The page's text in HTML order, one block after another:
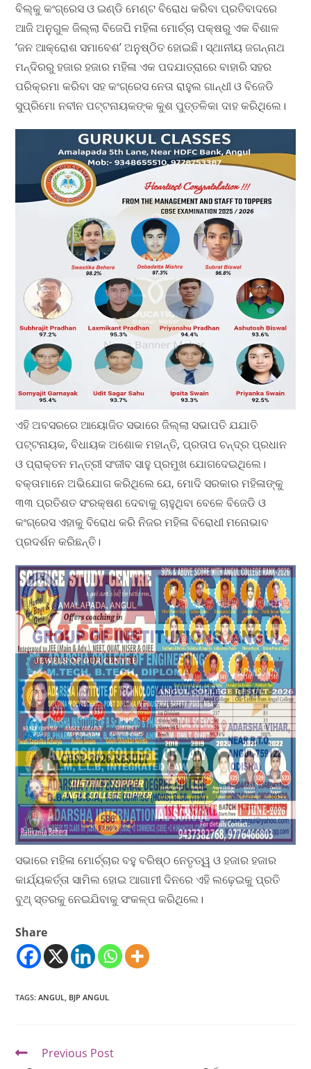
ବିଲ୍‌କୁ କଂଗ୍ରେସ ଓ ଇଣ୍ଡି ମେଣ୍ଟ ବିରୋଧ କରିବା ପ୍ରତିବାଦରେ
ଆଜି ଅନୁଗୁଳ ଜିଲ୍ଲା ବିଜେପି ମହିଳା ମୋର୍ଚ୍ଚା ପକ୍ଷରୁ ଏକ ବିଶାଳ
‘ଜନ ଆକ୍ରୋଶ ସମାବେଶ’ ଅନୁଷ୍ଠିତ ହୋଇଛି। ସ୍ଥାନୀୟ ଜଗନ୍ନାଥ
ମନ୍ଦିରରୁ ହଜାର ହଜାର ମହିଳା ଏକ ପଦଯାତ୍ରାରେ ବାହାରି ସହର
ପରିକ୍ରମା କରିବା ସହ କଂଗ୍ରେସ ନେତା ରାହୁଲ ଗାନ୍ଧୀ ଓ ବିଜେଡି
ସୁପ୍ରିମୋ ନବୀନ ପଟ୍ଟନାୟକଙ୍କ କୁଶ ପୁତ୍ତଳିକା ଦାହ କରିଥିଲେ।
ଏହି ଅବସରରେ ଆୟୋଜିତ ସଭାରେ ଜିଲ୍ଲା ସଭାପତି ଯଯାତି
ପଟ୍ଟନାୟକ, ବିଧାୟକ ଅଶୋକ ମହାନ୍ତି, ପ୍ରତାପ ଚନ୍ଦ୍ର ପ୍ରଧାନ
ଓ ପ୍ରାକ୍ତନ ମନ୍ତ୍ରୀ ସଂଜୀବ ସାହୁ ପ୍ରମୁଖ ଯୋଗଦେଇଥିଲେ।
ବକ୍ତାମାନେ ଅଭିଯୋଗ କରିଥିଲେ ଯେ, ମୋଦି ସରକାର ମହିଳାଙ୍କୁ
୩୩ ପ୍ରତିଶତ ସଂରକ୍ଷଣ ଦେବାକୁ ଚାହୁଥିବା ବେଳେ ବିଜେଡି ଓ
କଂଗ୍ରେସ ଏହାକୁ ବିରୋଧ କରି ନିଜର ମହିଳା ବିରୋଧୀ ମନୋଭାବ
ପ୍ରଦର୍ଶନ କରିଛନ୍ତି।
ସଭାରେ ମହିଳା ମୋର୍ଚ୍ଚାର ବହୁ ବରିଷ୍ଠ ନେତୃତ୍ୱ ଓ ହଜାର ହଜାର
କାର୍ଯ୍ୟକର୍ତ୍ତା ସାମିଲ ହୋଇ ଆଗାମୀ ଦିନରେ ଏହି ଲଢ଼େଇକୁ ପ୍ରତି
ବୁଥ୍ ସ୍ତରକୁ ନେଇଯିବାକୁ ସଂକଳ୍ପ କରିଥିଲେ।
Share
TAGS:ANGUL BJP ANGUL
Previous Post